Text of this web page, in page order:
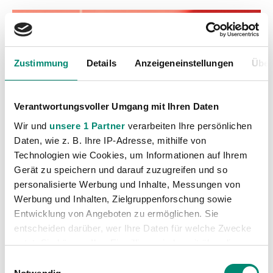
Zustimmung Details Anzeigeneinstellungen
Verantwortungsvoller Umgang mit Ihren Daten
Wir und unsere 1 Partner verarbeiten Ihre persönlichen
Daten, wie z. B. Ihre IP-Adresse, mithilfe von
Technologien wie Cookies, um Informationen auf Ihrem
Gerät zu speichern und darauf zuzugreifen und so
personalisierte Werbung und Inhalte, Messungen von
Werbung und Inhalten, Zielgruppenforschung sowie
Entwicklung von Angeboten zu ermöglichen. Sie
entscheiden darüber, wer Ihre Daten für welche Zwecke
nutzt. Sie können Ihre Einwilligung jederzeit über die
Kategorien
Akademie
(236)